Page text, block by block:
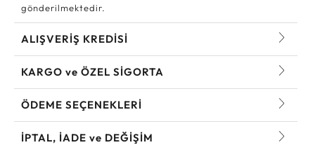
gönderilmektedir.
ALIŞVERİŞ KREDİSİ
KARGO ve ÖZEL SİGORTA
ÖDEME SEÇENEKLERİ
İPTAL, İADE ve DEĞİŞİM